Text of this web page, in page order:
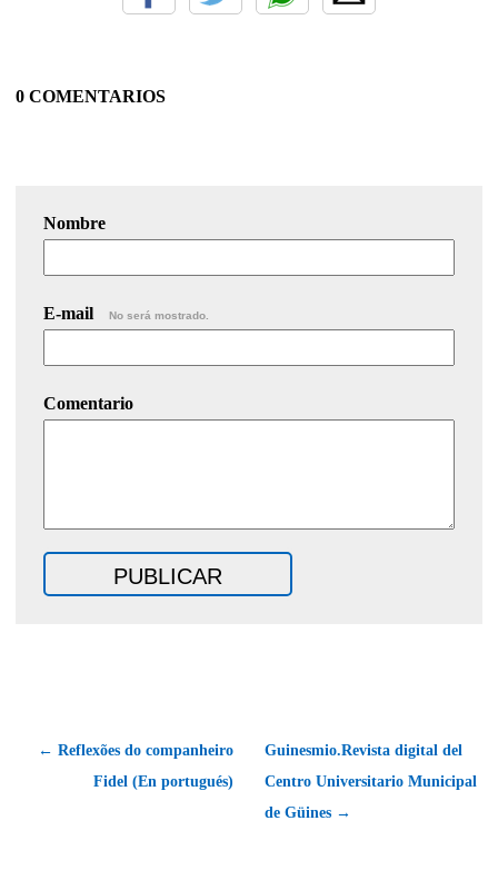
0 COMENTARIOS
Nombre
E-mail No será mostrado.
Comentario
← Reflexões do companheiro
Fidel (En portugués)
Guinesmio.Revista digital del
Centro Universitario Municipal
de Güines →